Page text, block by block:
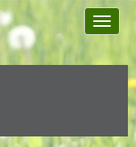
Toggle